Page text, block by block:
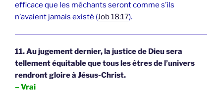
efficace que les méchants seront comme s’ils
n’avaient jamais existé (Job 18:17).
11. Au jugement dernier, la justice de Dieu sera
tellement équitable que tous les êtres de l’univers
rendront gloire à Jésus-Christ.
– Vrai